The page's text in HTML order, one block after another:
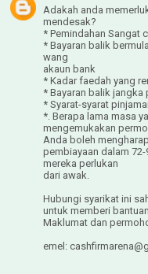
Adakah anda
mendesak?
* Pemindahan Sangat
* Bayaran balik
wang
akaun bank
* Kadar faedah yang
* Bayaran balik jangka
* Syarat-syarat
*. Berapa lama masa
mengemukakan
Anda boleh
pembiayaan dalam
mereka perlukan
dari awak.
Hubungi syarikat ini
untuk memberi
Maklumat dan
emel: